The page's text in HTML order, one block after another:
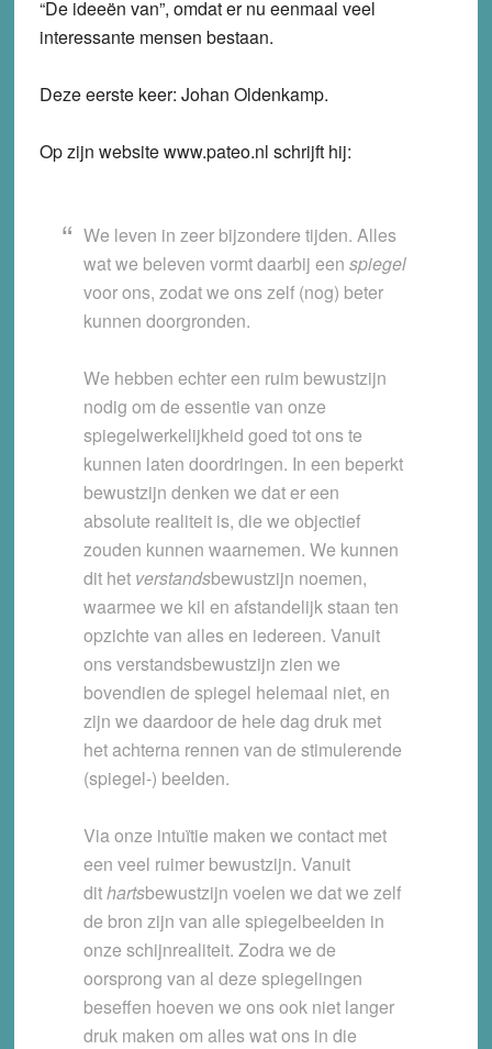
“De ideeën van”, omdat er nu eenmaal veel
interessante mensen bestaan.
Deze eerste keer: Johan Oldenkamp.
Op zijn website www.pateo.nl schrijft hij:
We leven in zeer bijzondere tijden. Alles
wat we beleven vormt daarbij een spiegel
voor ons, zodat we ons zelf (nog) beter
kunnen doorgronden.
We hebben echter een ruim bewustzijn
nodig om de essentie van onze
spiegelwerkelijkheid goed tot ons te
kunnen laten doordringen. In een beperkt
bewustzijn denken we dat er een
absolute realiteit is, die we objectief
zouden kunnen waarnemen. We kunnen
dit het verstandsbewustzijn noemen,
waarmee we kil en afstandelijk staan ten
opzichte van alles en iedereen. Vanuit
ons verstandsbewustzijn zien we
bovendien de spiegel helemaal niet, en
zijn we daardoor de hele dag druk met
het achterna rennen van de stimulerende
(spiegel-) beelden.
Via onze intuïtie maken we contact met
een veel ruimer bewustzijn. Vanuit
dithartsbewustzijn voelen we dat we zelf
de bron zijn van alle spiegelbeelden in
onze schijnrealiteit. Zodra we de
oorsprong van al deze spiegelingen
beseffen hoeven we ons ook niet langer
druk maken om alles wat ons in die